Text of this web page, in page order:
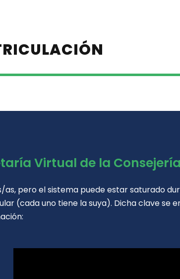
Virtual de la
as, pero el sistema puede estar saturado
(cada uno tiene la suya). Dicha clave se